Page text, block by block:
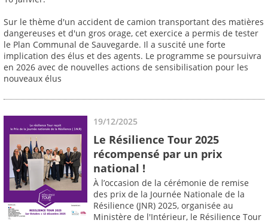
Sur le thème d'un accident de camion transportant des matières
dangereuses et d'un gros orage, cet exercice a permis de tester
le Plan Communal de Sauvegarde. Il a suscité une forte
implication des élus et des agents. Le programme se poursuivra
en 2026 avec de nouvelles actions de sensibilisation pour les
nouveaux élus
19/12/2025
Le Résilience Tour 2025
récompensé par un prix
national !
À l’occasion de la cérémonie de remise
des prix de la Journée Nationale de la
Résilience (JNR) 2025, organisée au
Ministère de l'Intérieur, le Résilience Tour